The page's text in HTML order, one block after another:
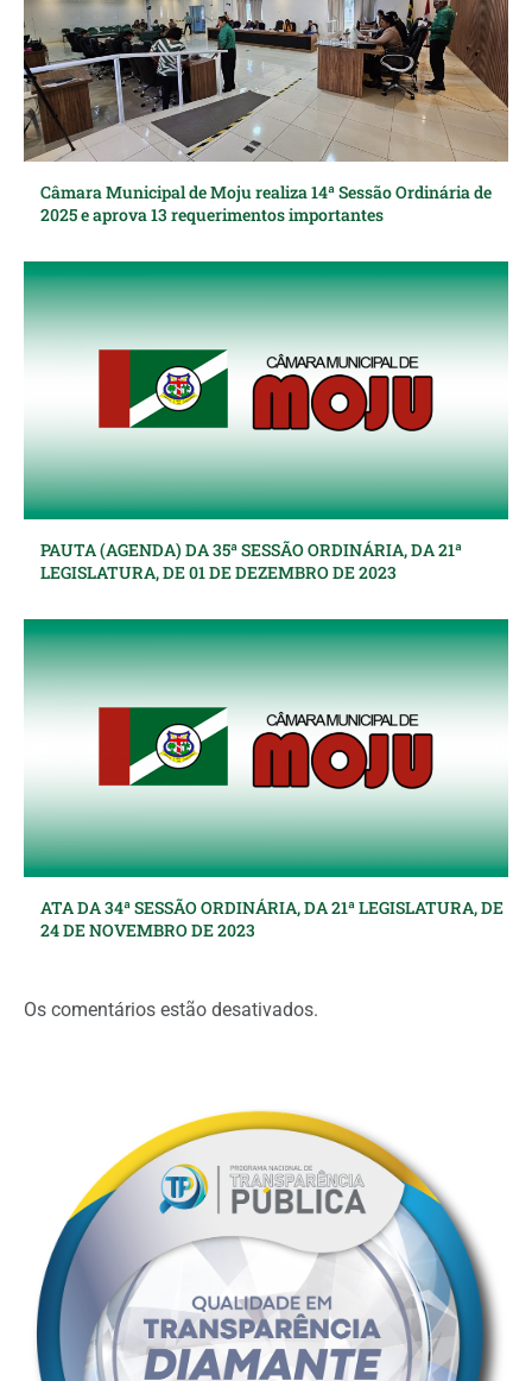
Câmara Municipal de Moju realiza 14ª Sessão Ordinária de
2025 e aprova 13 requerimentos importantes
PAUTA (AGENDA) DA 35ª SESSÃO ORDINÁRIA, DA 21ª
LEGISLATURA, DE 01 DE DEZEMBRO DE 2023
ATA DA 34ª SESSÃO ORDINÁRIA, DA 21ª LEGISLATURA, DE
24 DE NOVEMBRO DE 2023
Os comentários estão desativados.